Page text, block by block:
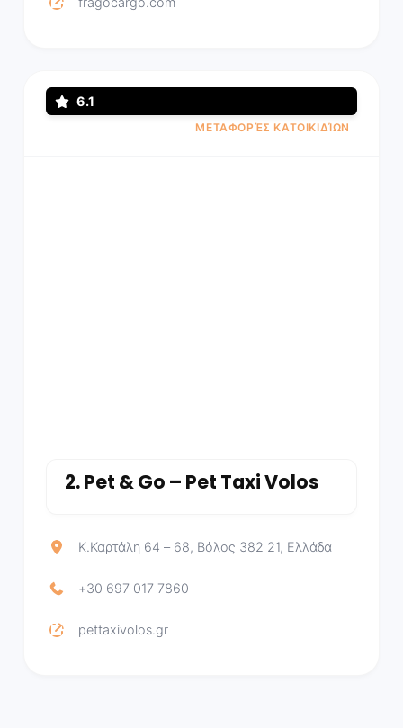
6.1
ΜΕΤΑΦΟΡΈΣ ΚΑΤΟΙΚΙΔΊΩΝ
2.Pet & Go – Pet Taxi Volos
Κ.Καρτάλη 64 – 68, Βόλος 382 21, Ελλάδα
+30 697 017 7860
pettaxivolos.gr